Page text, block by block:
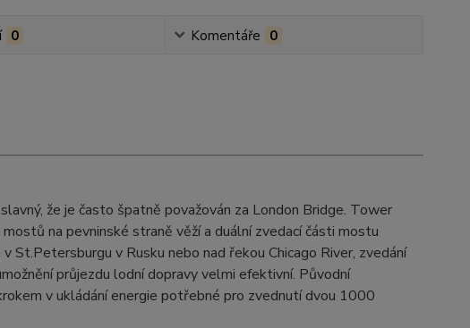
0 Komentáře 0
že je často špatně považován za London Bridge. Tower
na pevninské straně věží a duální zvedací části mostu
St.Petersburgu v Rusku nebo nad řekou Chicago River, zvedání
průjezdu lodní dopravy velmi efektivní. Původní
v ukládání energie potřebné pro zvednutí dvou 1000